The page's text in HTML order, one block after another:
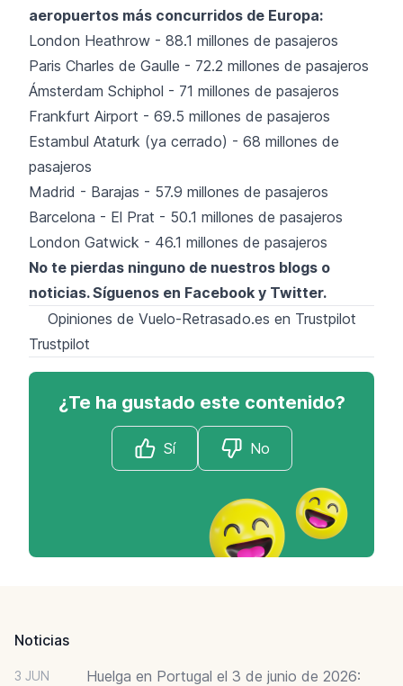
aeropuertos más concurridos de Europa:
London Heathrow - 88.1 millones de pasajeros
Paris Charles de Gaulle - 72.2 millones de pasajeros
Ámsterdam Schiphol - 71 millones de pasajeros
Frankfurt Airport - 69.5 millones de pasajeros
Estambul Ataturk (ya cerrado) - 68 millones de
pasajeros
Madrid - Barajas - 57.9 millones de pasajeros
Barcelona - El Prat - 50.1 millones de pasajeros
London Gatwick - 46.1 millones de pasajeros
No te pierdas ninguno de nuestros blogs o
noticias. Síguenos en Facebook y Twitter.
Opiniones de Vuelo-Retrasado.es en Trustpilot
Trustpilot
¿Te ha gustado este contenido?
Sí No
Noticias
3 JUN
Huelga en Portugal el 3 de junio de 2026: